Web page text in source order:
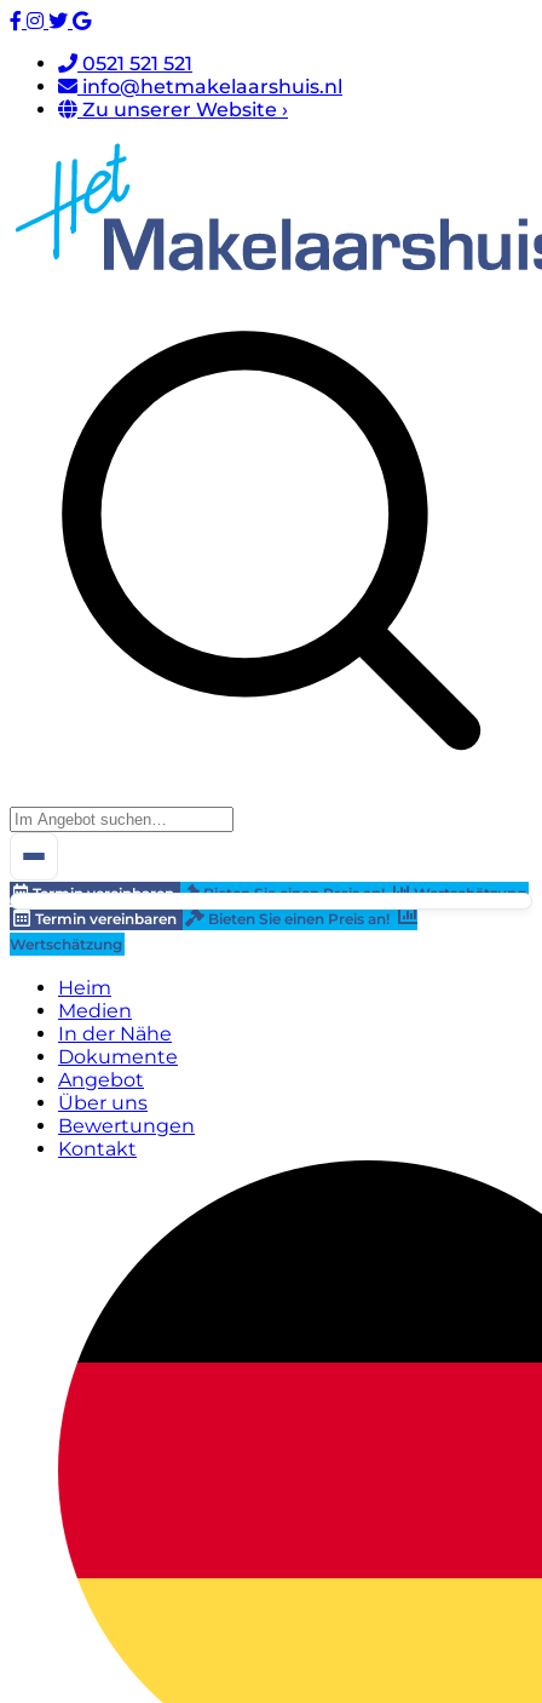
0521 521 521
info@hetmakelaarshuis.nl
Zu unserer Website ›
Termin vereinbaren Bieten Sie einen Preis an!
Wertschätzung
Termin vereinbaren
Bieten Sie einen Preis an!
Wertschätzung
Heim
Medien
In der Nähe
Dokumente
Angebot
Über uns
Bewertungen
Kontakt